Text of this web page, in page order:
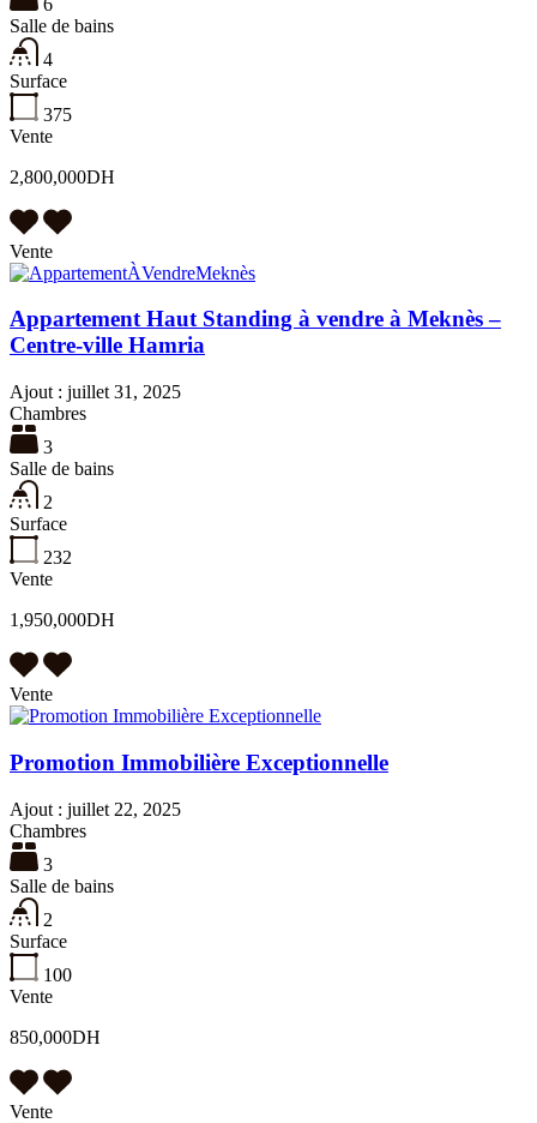
Salle de bains
4
Surface
375
Vente
2,800,000DH
Vente
Appartement Haut Standing à vendre à Meknès –
Centre-ville Hamria
Ajout : juillet 31, 2025
Chambres
3
Salle de bains
2
Surface
232
Vente
1,950,000DH
Vente
Promotion Immobilière Exceptionnelle
Ajout : juillet 22, 2025
Chambres
3
Salle de bains
2
Surface
100
Vente
850,000DH
Vente